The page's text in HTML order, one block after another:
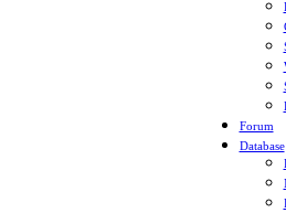
Forum
Database